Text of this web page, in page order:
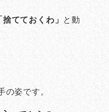
捨てておくわ」 と動
の姿です。